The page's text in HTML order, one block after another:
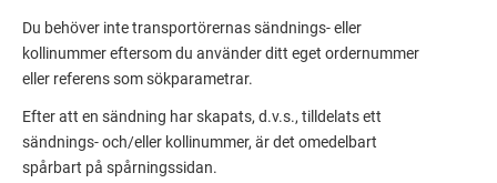
Du behöver inte transportörernas sändnings- eller
kollinummer eftersom du använder ditt eget ordernummer
eller referens som sökparametrar.
Efter att en sändning har skapats, d.v.s., tilldelats ett
sändnings- och/eller kollinummer, är det omedelbart
spårbart på spårningssidan.